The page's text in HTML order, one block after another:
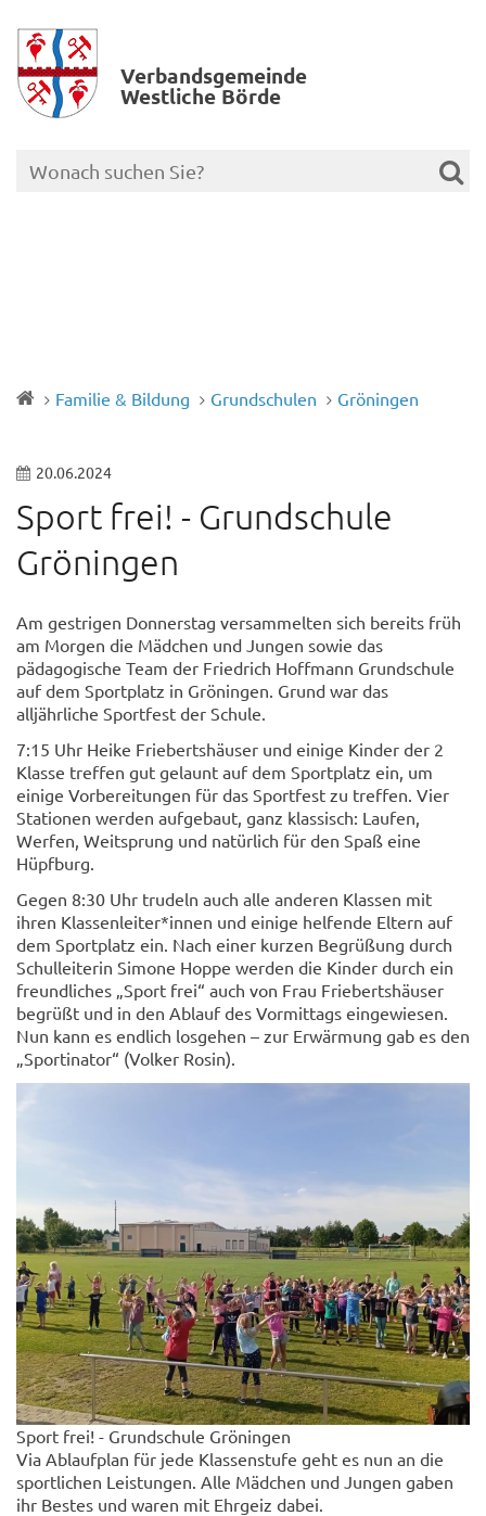
Verbands­gemeinde
Westliche Börde
Familie & Bildung Grundschulen Gröningen
20.06.2024
Sport frei! - Grundschule
Gröningen
Am gestrigen Donnerstag versammelten sich bereits früh
am Morgen die Mädchen und Jungen sowie das
pädagogische Team der Friedrich Hoffmann Grundschule
auf dem Sportplatz in Gröningen. Grund war das
alljährliche Sportfest der Schule.
7:15 Uhr Heike Friebertshäuser und einige Kinder der 2
Klasse treffen gut gelaunt auf dem Sportplatz ein, um
einige Vorbereitungen für das Sportfest zu treffen. Vier
Stationen werden aufgebaut, ganz klassisch: Laufen,
Werfen, Weitsprung und natürlich für den Spaß eine
Hüpfburg.
Gegen 8:30 Uhr trudeln auch alle anderen Klassen mit
ihren Klassenleiter*innen und einige helfende Eltern auf
dem Sportplatz ein. Nach einer kurzen Begrüßung durch
Schulleiterin Simone Hoppe werden die Kinder durch ein
freundliches „Sport frei“ auch von Frau Friebertshäuser
begrüßt und in den Ablauf des Vormittags eingewiesen.
Nun kann es endlich losgehen – zur Erwärmung gab es den
„Sportinator“ (Volker Rosin).
Sport frei! - Grundschule Gröningen
Via Ablaufplan für jede Klassenstufe geht es nun an die
sportlichen Leistungen. Alle Mädchen und Jungen gaben
ihr Bestes und waren mit Ehrgeiz dabei.